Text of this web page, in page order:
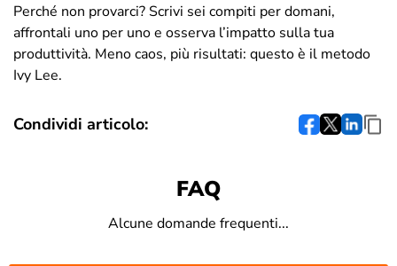
Perché non provarci? Scrivi sei compiti per domani,
affrontali uno per uno e osserva l’impatto sulla tua
produttività. Meno caos, più risultati: questo è il metodo
Ivy Lee.
Condividi articolo:
FAQ
Alcune domande frequenti...